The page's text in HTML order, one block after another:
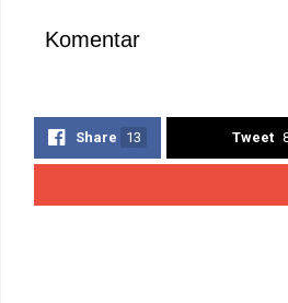
Komentar
Share 13 Tweet